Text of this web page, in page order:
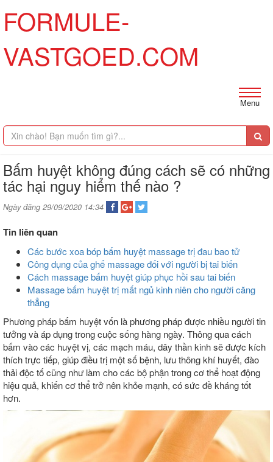
FORMULE-
VASTGOED.COM
Menu
Bấm huyệt không đúng cách sẽ có những
tác hại nguy hiểm thế nào ?
Ngày đăng 29/09/2020 14:34
Tin liên quan
Các bước xoa bóp bấm huyệt massage trị đau bao tử
Công dụng của ghế massage đối với người bị tai biến
Cách massage bấm huyệt giúp phục hồi sau tai biến
Massage bấm huyệt trị mất ngủ kinh niên cho người căng
thẳng
Phương pháp bấm huyệt vốn là phương pháp được nhiều người tin
tưởng và áp dụng trong cuộc sống hàng ngày. Thông qua cách
bấm vào các huyệt vị, các mạch máu, dây thần kinh sẽ được kích
thích trực tiếp, giúp điều trị một số bệnh, lưu thông khí huyết, đào
thải độc tố cũng như làm cho các bộ phận trong cơ thể hoạt động
hiệu quả, khiến cơ thể trở nên khỏe mạnh, có sức đề kháng tốt
hơn.